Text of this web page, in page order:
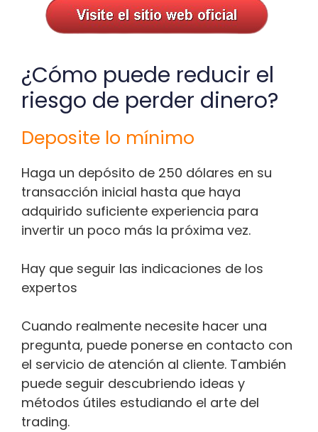
¿Cómo puede reducir el
riesgo de perder dinero?
Deposite lo mínimo
Haga un depósito de 250 dólares en su
transacción inicial hasta que haya
adquirido suficiente experiencia para
invertir un poco más la próxima vez.
Hay que seguir las indicaciones de los
expertos
Cuando realmente necesite hacer una
pregunta, puede ponerse en contacto con
el servicio de atención al cliente. También
puede seguir descubriendo ideas y
métodos útiles estudiando el arte del
trading.